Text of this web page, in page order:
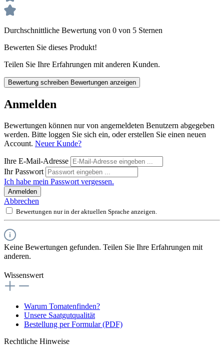
Durchschnittliche Bewertung von 0 von 5 Sternen
Bewerten Sie dieses Produkt!
Teilen Sie Ihre Erfahrungen mit anderen Kunden.
Bewertung schreiben Bewertungen anzeigen
Anmelden
Bewertungen können nur von angemeldeten Benutzern abgegeben
werden. Bitte loggen Sie sich ein, oder erstellen Sie einen neuen
Account. Neuer Kunde?
Ihre E-Mail-Adresse
Ihr Passwort
Ich habe mein Passwort vergessen.
Anmelden
Abbrechen
Bewertungen nur in der aktuellen Sprache anzeigen.
Keine Bewertungen gefunden. Teilen Sie Ihre Erfahrungen mit
anderen.
Wissenswert
Warum Tomatenfinden?
Unsere Saatgutqualität
Bestellung per Formular (PDF)
Rechtliche Hinweise